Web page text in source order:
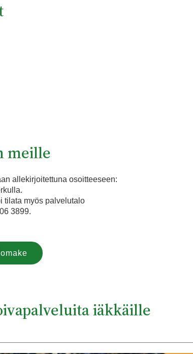
meille
allekirjoitettuna osoitteeseen:
tilata myös palvelutalo
3899.
iäkkäille